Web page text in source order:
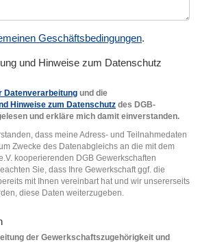
Geschäftsbedingungen.
und Hinweise zum Datenschutz
Datenverarbeitung und die
Hinweise zum Datenschutz des DGB-
und erkläre mich damit einverstanden.
dass meine Adress- und Teilnahmedaten
Zwecke des Datenabgleichs an die mit dem
kooperierenden DGB Gewerkschaften
Sie, dass Ihre Gewerkschaft ggf. die
mit Ihnen vereinbart hat und wir unsererseits
diese Daten weiterzugeben.
der Gewerkschaftszugehörigkeit und